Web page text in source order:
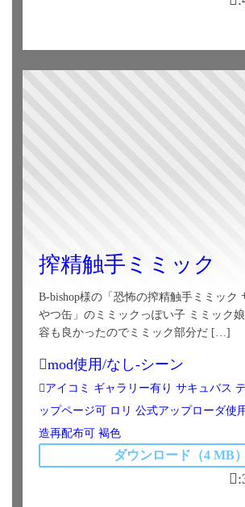
搾精触手ミミック
B-bishop様の「恐怖の搾精触手ミミック
やつ缶」のミミックっぽい子 ミミック
容も良かったのでミミック部分だ […]
mod使用/なし-シーン
アイコミ ギャラリー有り サキュバス
ップページ可 ロリ 公式アップローダ使
造再配布可 褐色
ダウンロード（4 MB）